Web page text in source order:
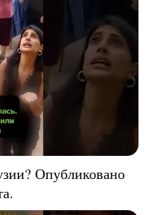
Опубликовано